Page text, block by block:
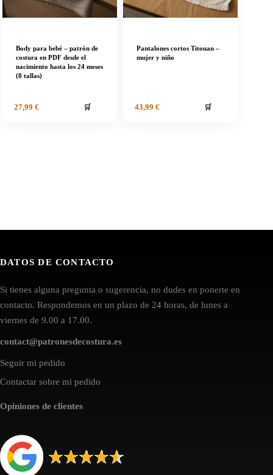
Body para bebé – patrón de
costura en PDF desde el
nacimiento hasta los 24 meses
(8 tallas)
27,99 € 🛒
Pantalones cortos Titouan –
mujer y niño
43,99 € 🛒
DATOS DE CONTACTO
Si tienes alguna pregunta o sugerencia, no dudes en ponerte en
contacto. Respondemos en un plazo de 24 horas, de lunes a
viernes de 9.00 a 17.00.
contact@patronesdecostura.es
Seguir mi pedido
Contactar sobre mi pedido
Opiniones de clientes